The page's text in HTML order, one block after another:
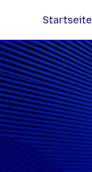
Startseite